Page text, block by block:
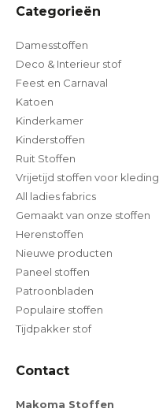
Categorieën
Damesstoffen
Deco & Interieur stof
Feest en Carnaval
Katoen
Kinderkamer
Kinderstoffen
Ruit Stoffen
Vrijetijd stoffen voor kleding
All ladies fabrics
Gemaakt van onze stoffen
Herenstoffen
Nieuwe producten
Paneel stoffen
Patroonbladen
Populaire stoffen
Tijdpakker stof
Contact
Makoma Stoffen